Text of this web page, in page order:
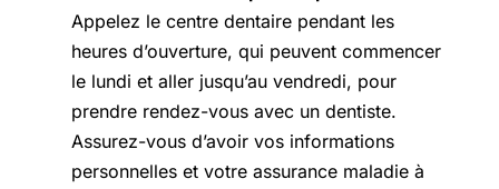
Appelez le centre dentaire pendant les
heures d’ouverture, qui peuvent commencer
le lundi et aller jusqu’au vendredi, pour
prendre rendez-vous avec un dentiste.
Assurez-vous d’avoir vos informations
personnelles et votre assurance maladie à